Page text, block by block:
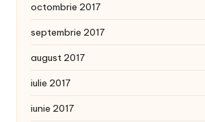
octombrie 2017
septembrie 2017
august 2017
iulie 2017
iunie 2017